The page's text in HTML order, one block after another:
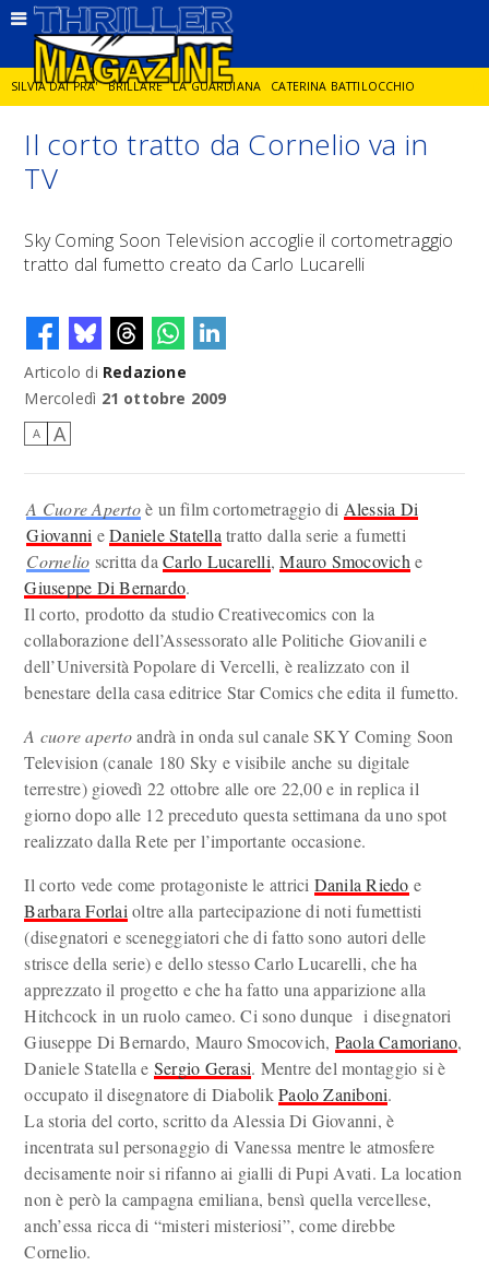
SILVIA DAI PRA' BRILLARE LA GUARDIANA CATERINA BATTILOCCHIO
JORGE DIAZ LA SPIA DELITTO IN CORNICE GIANCARLO DE CATALDO
Il corto tratto da Cornelio va in
TV
Sky Coming Soon Television accoglie il cortometraggio
tratto dal fumetto creato da Carlo Lucarelli
Articolo di Redazione
Mercoledì 21 ottobre 2009
A A
A Cuore Apertoè un film cortometraggio di Alessia Di
Giovanni eDaniele Statella tratto dalla serie a fumetti
Cornelio scritta daCarlo Lucarelli,Mauro Smocovich e
Giuseppe Di Bernardo.
Il corto, prodotto da studio Creativecomics con la
collaborazione dell’Assessorato alle Politiche Giovanili e
dell’Università Popolare di Vercelli, è realizzato con il
benestare della casa editrice Star Comics che edita il fumetto.
A cuore apertoandrà in onda sul canale SKY Coming Soon
Television (canale 180 Sky e visibile anche su digitale
terrestre) giovedì 22 ottobre alle ore 22,00 e in replica il
giorno dopo alle 12 preceduto questa settimana da uno spot
realizzato dalla Rete per l’importante occasione.
Il corto vede come protagoniste le attrici Danila Riedo e
Barbara Forlai oltre alla partecipazione di noti fumettisti
(disegnatori e sceneggiatori che di fatto sono autori delle
strisce della serie) e dello stesso Carlo Lucarelli, che ha
apprezzato il progetto e che ha fatto una apparizione alla
Hitchcock in un ruolo cameo. Ci sono dunque i disegnatori
Giuseppe Di Bernardo, Mauro Smocovich, Paola Camoriano,
Daniele Statella e Sergio Gerasi. Mentre del montaggio si è
occupato il disegnatore di DiabolikPaolo Zaniboni.
La storia del corto, scritto da Alessia Di Giovanni, è
incentrata sul personaggio di Vanessa mentre le atmosfere
decisamente noir si rifanno ai gialli di Pupi Avati. La location
non è però la campagna emiliana, bensì quella vercellese,
anch’essa ricca di “misteri misteriosi”, come direbbe
Cornelio.